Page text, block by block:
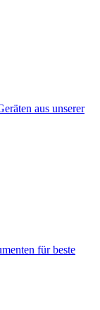
aus unserer
für beste